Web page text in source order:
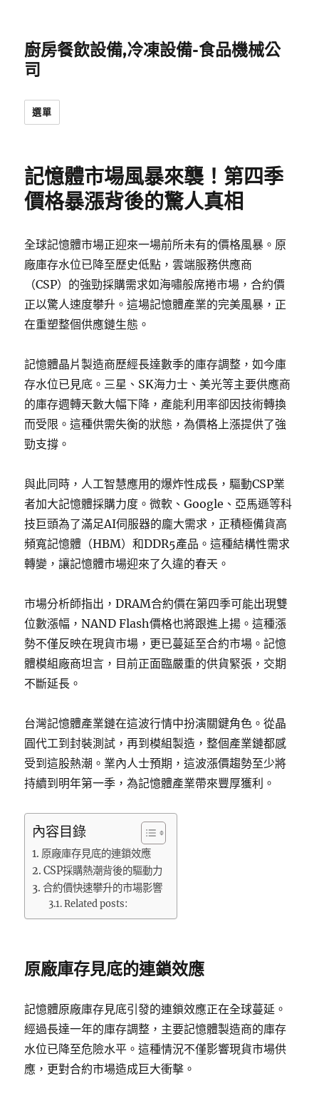
廚房餐飲設備,冷凍設備-食品機械公
司
選單
記憶體市場風暴來襲！第四季
價格暴漲背後的驚人真相
全球記憶體市場正迎來一場前所未有的價格風暴。原
廠庫存水位已降至歷史低點，雲端服務供應商
（CSP）的強勁採購需求如海嘯般席捲市場，合約價
正以驚人速度攀升。這場記憶體產業的完美風暴，正
在重塑整個供應鏈生態。
記憶體晶片製造商歷經長達數季的庫存調整，如今庫
存水位已見底。三星、SK海力士、美光等主要供應商
的庫存週轉天數大幅下降，產能利用率卻因技術轉換
而受限。這種供需失衡的狀態，為價格上漲提供了強
勁支撐。
與此同時，人工智慧應用的爆炸性成長，驅動CSP業
者加大記憶體採購力度。微軟、Google、亞馬遜等科
技巨頭為了滿足AI伺服器的龐大需求，正積極備貨高
頻寬記憶體（HBM）和DDR5產品。這種結構性需求
轉變，讓記憶體市場迎來了久違的春天。
市場分析師指出，DRAM合約價在第四季可能出現雙
位數漲幅，NAND Flash價格也將跟進上揚。這種漲
勢不僅反映在現貨市場，更已蔓延至合約市場。記憶
體模組廠商坦言，目前正面臨嚴重的供貨緊張，交期
不斷延長。
台灣記憶體產業鏈在這波行情中扮演關鍵角色。從晶
圓代工到封裝測試，再到模組製造，整個產業鏈都感
受到這股熱潮。業內人士預期，這波漲價趨勢至少將
持續到明年第一季，為記憶體產業帶來豐厚獲利。
內容目錄
原廠庫存見底的連鎖效應
CSP採購熱潮背後的驅動力
合約價快速攀升的市場影響
Related posts:
原廠庫存見底的連鎖效應
記憶體原廠庫存見底引發的連鎖效應正在全球蔓延。
經過長達一年的庫存調整，主要記憶體製造商的庫存
水位已降至危險水平。這種情況不僅影響現貨市場供
應，更對合約市場造成巨大衝擊。